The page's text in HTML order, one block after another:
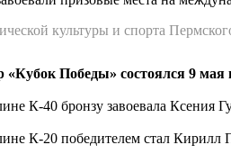
культуры и спорта
Победы» состоялся 9
К-40 бронзу завоевала Ксения
К-20 победителем стал